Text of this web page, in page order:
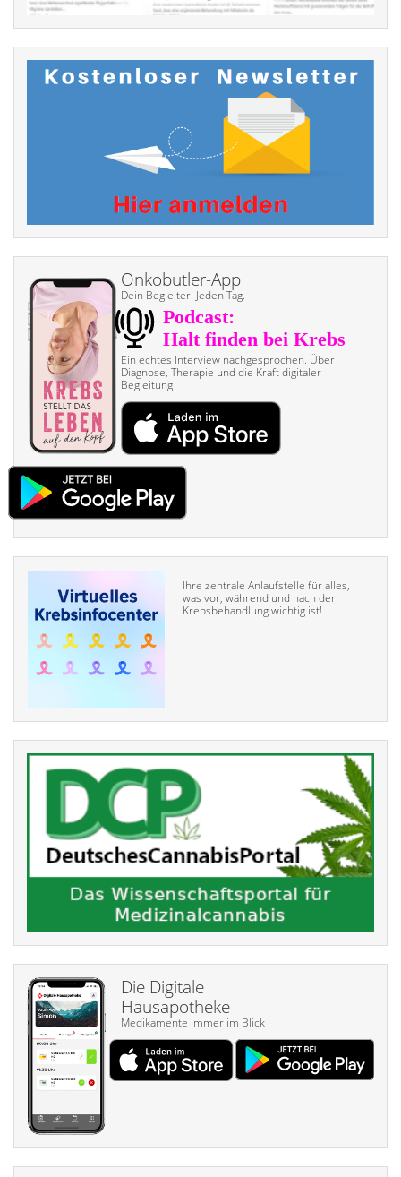
Onkobutler-App
Dein Begleiter. Jeden Tag.
Ein echtes Interview nach­gesprochen. Über
Diagnose, Therapie und die Kraft digitaler
Begleitung
Ihre zentrale Anlaufstelle für alles,
was vor, während und nach der
Krebsbehandlung wichtig ist!
Die Digitale
Hausapotheke
Medikamente immer im Blick